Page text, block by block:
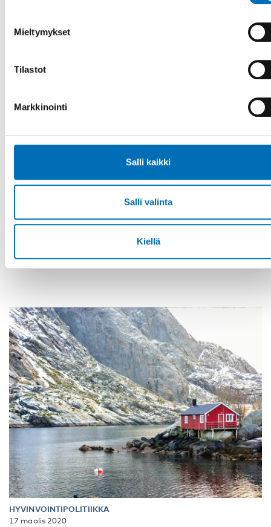
Mieltymykset
Tilastot
Markkinointi
Salli kaikki
Salli valinta
Kiellä
24 maalis 2021
”Enbart fördelar med digitala lösningar inom
välfärden”
När det nordiska projektet Vård och omsorg på distans,
enkel men tydlig sluts [...]
HYVINVOINTIPOLITIIKKA
17 maalis 2020